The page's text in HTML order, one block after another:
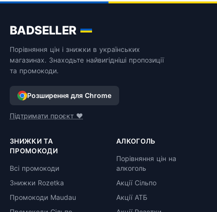
BADSELLER
Порівняння цін і знижки в українських
магазинах. Знаходьте найвигідніші пропозиції
та промокоди.
Розширення для Chrome
Підтримати проєкт ❤️
ЗНИЖКИ ТА
ПРОМОКОДИ
Всі промокоди
Знижки Rozetka
Промокоди Maudau
АЛКОГОЛЬ
Порівняння цін на
алкоголь
Акції Сільпо
Акції АТБ